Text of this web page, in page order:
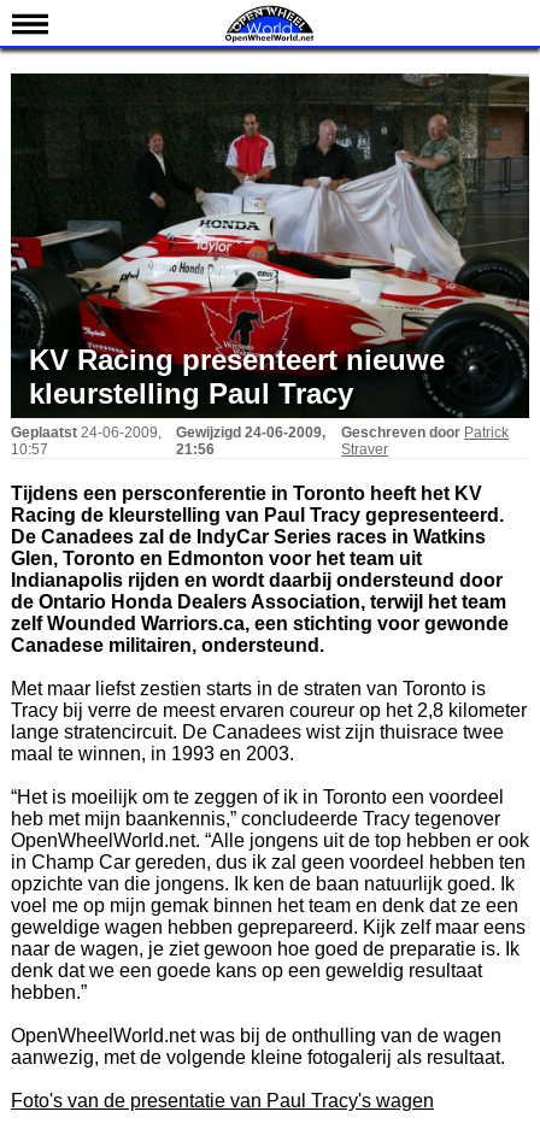
Nieuws
Uitslagen
Standen
Coureurs
Teams
IndyCar 101
Indy 500
English
KV Racing presenteert nieuwe
kleurstelling Paul Tracy
Geplaatst 24-06-2009,
10:57
Gewijzigd 24-06-2009,
21:56
Geschreven door Patrick
Straver
Tijdens een persconferentie in Toronto heeft het KV
Racing de kleurstelling van Paul Tracy gepresenteerd.
De Canadees zal de IndyCar Series races in Watkins
Glen, Toronto en Edmonton voor het team uit
Indianapolis rijden en wordt daarbij ondersteund door
de Ontario Honda Dealers Association, terwijl het team
zelf Wounded Warriors.ca, een stichting voor gewonde
Canadese militairen, ondersteund.
Met maar liefst zestien starts in de straten van Toronto is
Tracy bij verre de meest ervaren coureur op het 2,8 kilometer
lange stratencircuit. De Canadees wist zijn thuisrace twee
maal te winnen, in 1993 en 2003.
“Het is moeilijk om te zeggen of ik in Toronto een voordeel
heb met mijn baankennis,” concludeerde Tracy tegenover
OpenWheelWorld.net. “Alle jongens uit de top hebben er ook
in Champ Car gereden, dus ik zal geen voordeel hebben ten
opzichte van die jongens. Ik ken de baan natuurlijk goed. Ik
voel me op mijn gemak binnen het team en denk dat ze een
geweldige wagen hebben geprepareerd. Kijk zelf maar eens
naar de wagen, je ziet gewoon hoe goed de preparatie is. Ik
denk dat we een goede kans op een geweldig resultaat
hebben.”
OpenWheelWorld.net was bij de onthulling van de wagen
aanwezig, met de volgende kleine fotogalerij als resultaat.
Foto's van de presentatie van Paul Tracy's wagen